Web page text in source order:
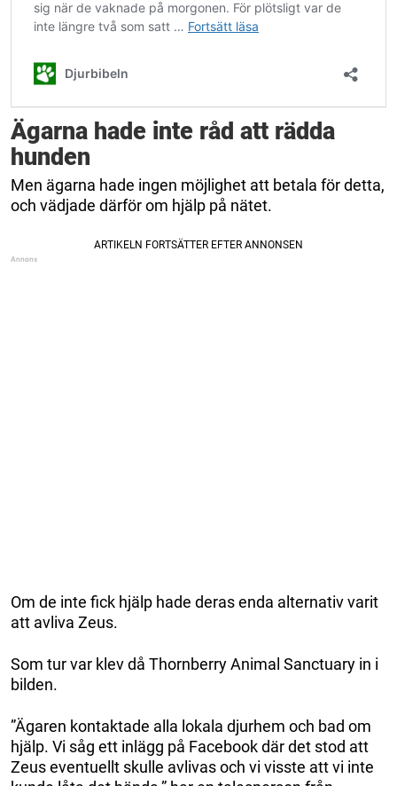
Ägarna hade inte råd att rädda
hunden
Men ägarna hade ingen möjlighet att betala för detta,
och vädjade därför om hjälp på nätet.
Om de inte fick hjälp hade deras enda alternativ varit
att avliva Zeus.
Som tur var klev då Thornberry Animal Sanctuary in i
bilden.
”Ägaren kontaktade alla lokala djurhem och bad om
hjälp. Vi såg ett inlägg på Facebook där det stod att
Zeus eventuellt skulle avlivas och vi visste att vi inte